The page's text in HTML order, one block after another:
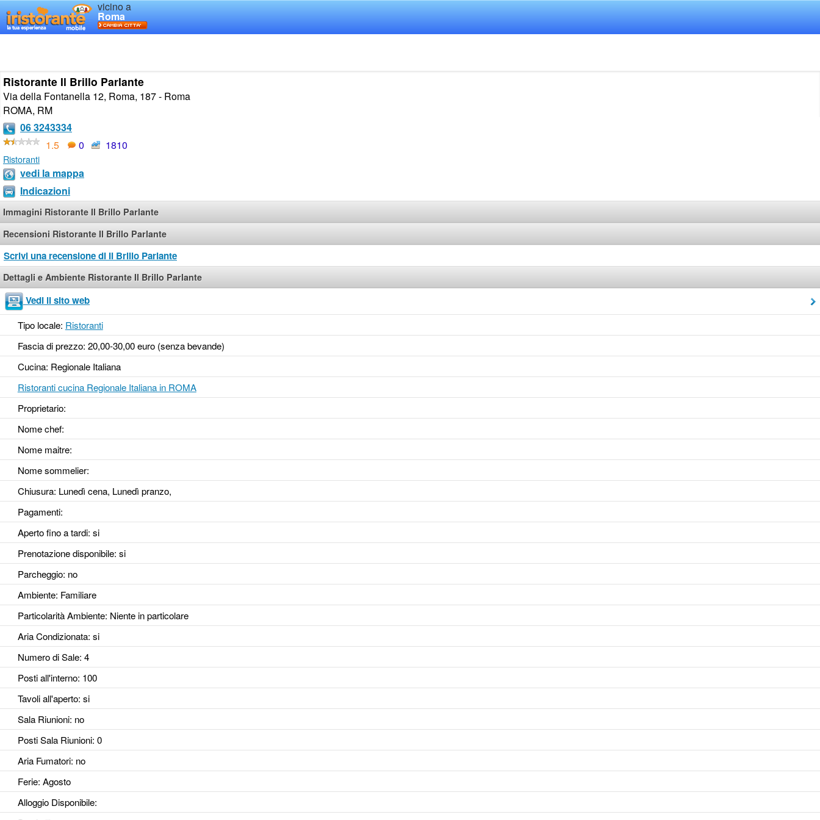
vicino a
Roma
Ristorante Il Brillo Parlante
Via della Fontanella 12, Roma, 187 - Roma
ROMA, RM
06 3243334
1.5
0 1810
Ristoranti
vedi la mappa
Indicazioni
Immagini Ristorante Il Brillo Parlante
Recensioni Ristorante Il Brillo Parlante
Scrivi una recensione di Il Brillo Parlante
Dettagli e Ambiente Ristorante Il Brillo Parlante
Vedi il sito web
Tipo locale: Ristoranti
Fascia di prezzo: 20,00-30,00 euro (senza bevande)
Cucina: Regionale Italiana
Ristoranti cucina Regionale Italiana in ROMA
Proprietario:
Nome chef:
Nome maitre:
Nome sommelier:
Chiusura: Lunedì cena, Lunedì pranzo,
Pagamenti:
Aperto fino a tardi: si
Prenotazione disponibile: si
Parcheggio: no
Ambiente: Familiare
Particolarità Ambiente: Niente in particolare
Aria Condizionata: si
Numero di Sale: 4
Posti all'interno: 100
Tavoli all'aperto: si
Sala Riunioni: no
Posti Sala Riunioni: 0
Aria Fumatori: no
Ferie: Agosto
Alloggio Disponibile: